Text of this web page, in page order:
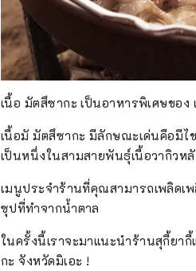
เนื้อ มัตสึซากะ เป็นอาหารพิเศษของ
เนื้อมั มัตสึซากะ มีลักษณะเด่นคือมี
เป็นหนึ่งในสามสายพันธุ์เนื้อวากิวห
เมนูประจำร้านที่คุณสามารถเพลิดเ
ซุปที่ทำจากน้ำตาล
ในครั้งนี้เราจะมาแนะนำร้านสุกี้ยา
กะ จังหวัดมิเอะ !